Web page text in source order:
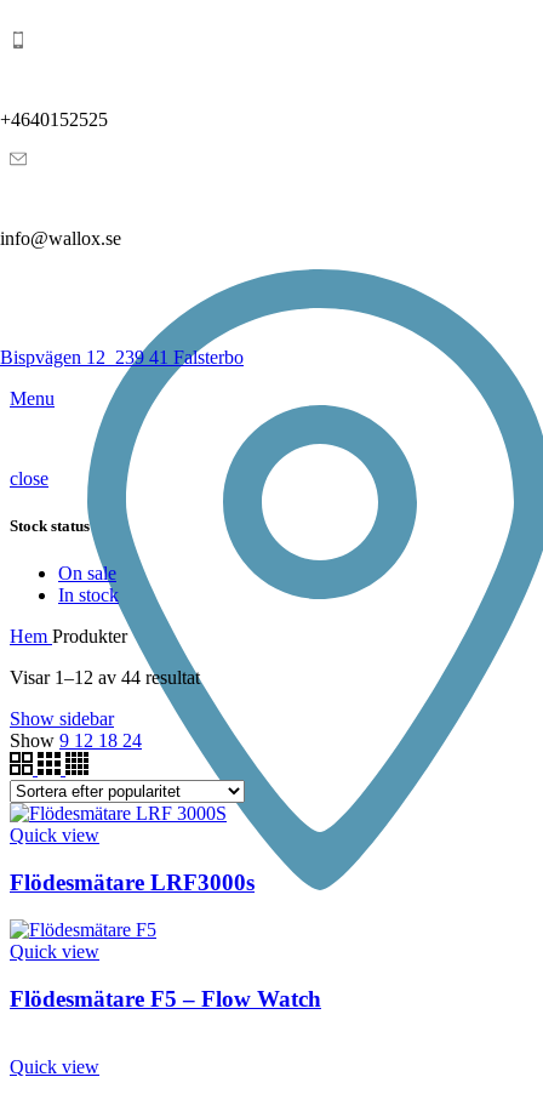
+4640152525
info@wallox.se
Bispvägen 12 239 41 Falsterbo
Menu
close
Stock status
On sale
In stock
Hem Produkter
Visar 1–12 av 44 resultat
Show sidebar
Show 9 12 18 24
Quick view
Flödesmätare LRF3000s
Quick view
Flödesmätare F5 – Flow Watch
Quick view